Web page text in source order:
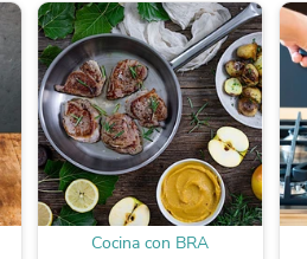
Cocina con BRA